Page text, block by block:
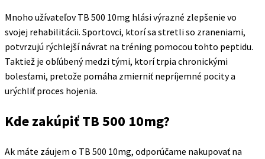
Mnoho užívateľov TB 500 10mg hlási výrazné zlepšenie vo
svojej rehabilitácii. Sportovci, ktorí sa stretli so zraneniami,
potvrzujú rýchlejší návrat na tréning pomocou tohto peptidu.
Taktiež je obľúbený medzi tými, ktorí trpia chronickými
bolesťami, pretože pomáha zmierniť nepríjemné pocity a
urýchliť proces hojenia.
Kde zakúpiť TB 500 10mg?
Ak máte záujem o TB 500 10mg, odporúčame nakupovať na